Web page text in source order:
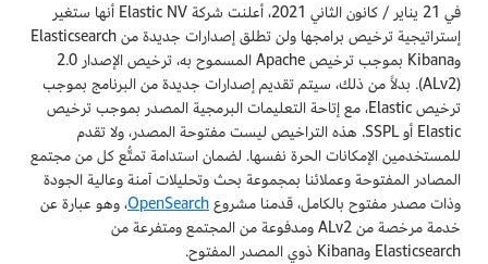
في 21 يناير / كانون الثاني 2021، أعلنت شركة Elastic NV أنها ستغير
إستراتيجية ترخيص برامجها ولن تطلق إصدارات جديدة من Elasticsearch
وKibana بموجب ترخيص Apache المسموح به، ترخيص الإصدار 2.0
(ALv2). بدلاً من ذلك، سيتم تقديم إصدارات جديدة من البرنامج بموجب
ترخيص Elastic، مع إتاحة التعليمات البرمجية المصدر بموجب ترخيص
Elastic أو SSPL. هذه التراخيص ليست مفتوحة المصدر، ولا تقدم
للمستخدمين الإمكانات الحرة نفسها. لضمان استدامة تمتُّع كل من مجتمع
المصادر المفتوحة وعملائنا بمجموعة بحث وتحليلات آمنة وعالية الجودة
وذات مصدر مفتوح بالكامل، قدمنا مشروعOpenSearch، وهو عبارة عن
خدمة مرخصة من ALv2 ومدفوعة من المجتمع ومتفرعة من
Elasticsearch وKibana ذوي المصدر المفتوح.